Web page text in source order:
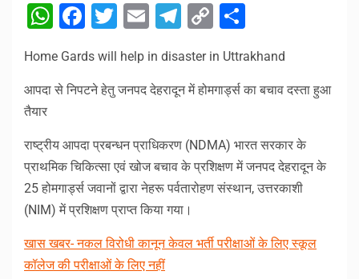
WhatsApp
Facebook
Twitter
EmailTelegram
Copy
Home Gards will help in disaster in Uttrakhand
आपदा से निपटने हेतु जनपद देहरादून में होमगार्ड्स का बचाव दस्ता हुआ
तैयार
राष्ट्रीय आपदा प्रबन्धन प्राधिकरण (NDMA) भारत सरकार के
प्राथमिक चिकित्सा एवं खोज बचाव के प्रशिक्षण में जनपद देहरादून के
25 होमगार्ड्स जवानों द्वारा नेहरू पर्वतारोहण संस्थान, उत्तरकाशी
(NIM) में प्रशिक्षण प्राप्त किया गया।
खास खबर- नकल विरोधी कानून केवल भर्ती परीक्षाओं के लिए स्कूल
कॉलेज की परीक्षाओं के लिए नहीं